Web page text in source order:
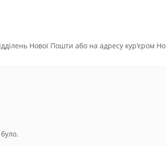
Нової Пошти або на адресу кур'єром